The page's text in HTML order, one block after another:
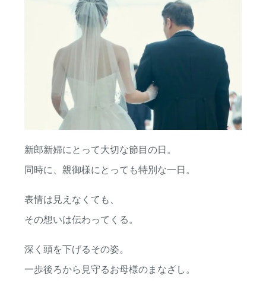
会場・サービス
挙式会場
披露宴会場
婚礼料理・デザート
ドレス・着物
よくある質問
パーティレポート
専属チームのご紹介
ご利用の流れ
RESERVATION & CONTACT
新郎新婦にとって大切な節目の日。
同時に、親御様にとっても特別な一日。
表情は見えなくても、
その想いは伝わってくる。
深く頭を下げるその姿。
一歩後ろから見守るお母様のまなざし。